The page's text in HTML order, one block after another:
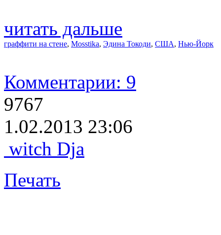
читать дальше
граффити на стене, Mosstika, Эдина Токоди, США, Нью-Йорк
Комментарии: 9
9767
1.02.2013 23:06
witch Dja
Печать